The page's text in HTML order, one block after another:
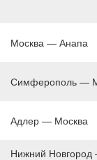
Москва — Анапа
Симферополь —
Адлер — Москва
Нижний